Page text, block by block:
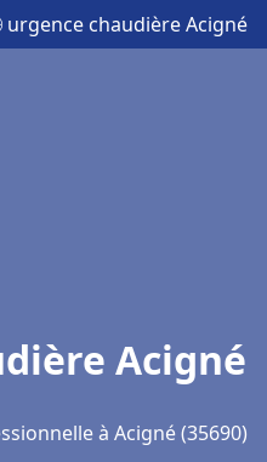
urgence chaudière Acigné
Acigné
à Acigné (35690)